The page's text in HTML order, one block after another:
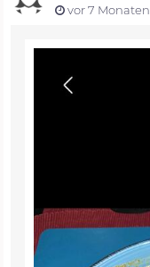
vor 7 Monaten